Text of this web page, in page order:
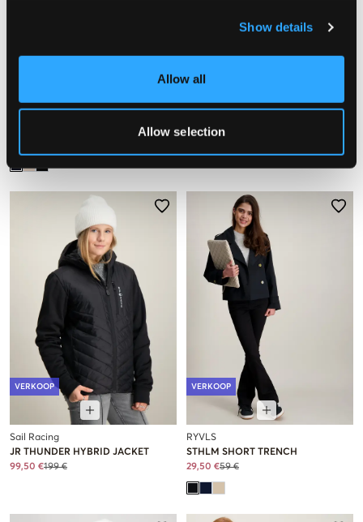
Show details
Allow all
Allow selection
STHLM FUR COLLAR JACKET
GIRLS OUTDOOR JACKET
VERKOOP
Sail Racing
JR THUNDER HYBRID JACKET
99,50 €199 €
VERKOOP
RYVLS
STHLM SHORT TRENCH
29,50 €59 €